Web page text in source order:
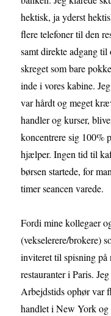
hektisk, ja yderst
flere telefoner til den
samt direkte adgang
skreget som bare
inde i vores kabine.
var hårdt og meget
handler og kurser,
koncentrere sig 100%
hjælper. Ingen tid til
børsen startede, for
timer seancen varede.
Fordi mine kollegaer
(vekselerere/brokere)
inviteret til spisning på
restauranter i Paris.
Arbejdstids ophør var
handlet i New York og